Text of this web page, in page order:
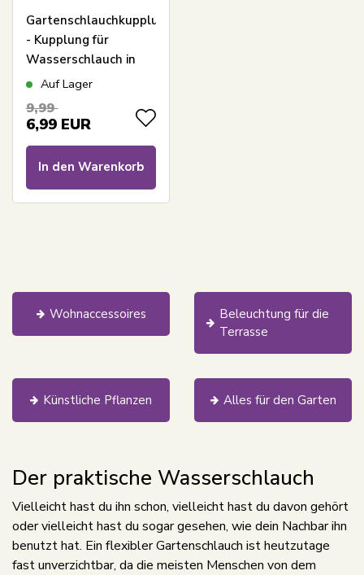
Gartenschlauchkupplung
- Kupplung für
Wasserschlauch in
Standardgröße
Auf Lager
9,99
6,99 EUR
In den Warenkorb
Wohnaccessoires
Beleuchtung für die
Terrasse
Künstliche Pflanzen Alles für den Garten
Der praktische Wasserschlauch
Vielleicht hast du ihn schon, vielleicht hast du davon gehört
oder vielleicht hast du sogar gesehen, wie dein Nachbar ihn
benutzt hat. Ein flexibler Gartenschlauch ist heutzutage
fast unverzichtbar, da die meisten Menschen von dem